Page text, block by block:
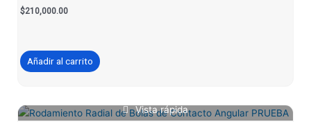
$210,000.00
Añadir al carrito
Vista rápida